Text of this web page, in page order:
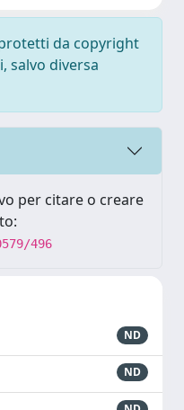
da copyright
salvo diversa
per citare o creare
496
ND
ND